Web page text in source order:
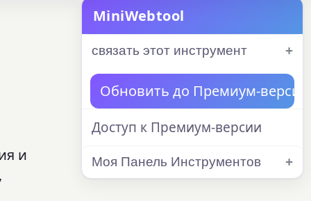
и
MiniWebtool
связать этот инструмент
Обновить до Премиум-версии
Доступ к Премиум-версии
Моя Панель Инструментов